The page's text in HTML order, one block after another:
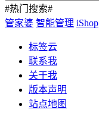
#热门搜索#
管家婆 智能管理 iShop
标签云
联系我
关于我
版本声明
站点地图